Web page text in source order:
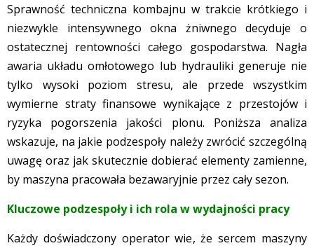
Sprawność techniczna kombajnu w trakcie krótkiego i
niezwykle intensywnego okna żniwnego decyduje o
ostatecznej rentowności całego gospodarstwa. Nagła
awaria układu omłotowego lub hydrauliki generuje nie
tylko wysoki poziom stresu, ale przede wszystkim
wymierne straty finansowe wynikające z przestojów i
ryzyka pogorszenia jakości plonu. Poniższa analiza
wskazuje, na jakie podzespoły należy zwrócić szczególną
uwagę oraz jak skutecznie dobierać elementy zamienne,
by maszyna pracowała bezawaryjnie przez cały sezon.
Kluczowe podzespoły i ich rola w wydajności pracy
Każdy doświadczony operator wie, że sercem maszyny